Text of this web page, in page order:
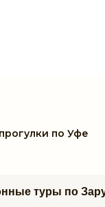
по Уфе
туры по